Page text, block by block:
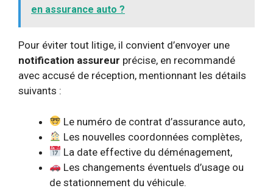
en assurance auto ?
Pour éviter tout litige, il convient d’envoyer une
notification assureur précise, en recommandé
avec accusé de réception, mentionnant les détails
suivants :
Le numéro de contrat d’assurance auto,
Les nouvelles coordonnées complètes,
La date effective du déménagement,
Les changements éventuels d’usage ou
de stationnement du véhicule.